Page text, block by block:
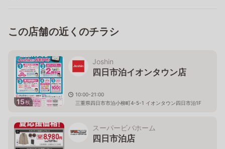
この店舗の近くのチラシ
15枚
Joshin
四日市泊イオンタウン店
10:00-21:00
三重県四日市市泊小柳町4-5-1 イオンタウン四日市泊1F
スーパービバホーム
四日市泊店